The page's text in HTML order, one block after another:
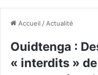
Accueil / Actualité
Ouidtenga :
« interdits »